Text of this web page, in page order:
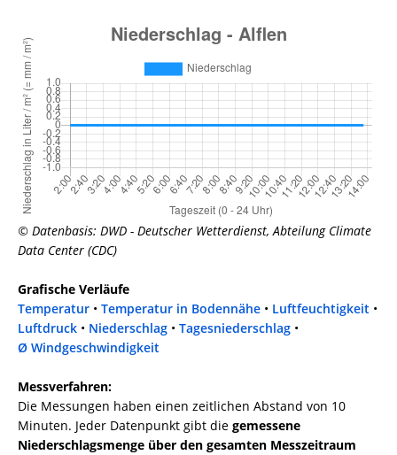
© Datenbasis: DWD - Deutscher Wetterdienst, Abteilung Climate
Data Center (CDC)
Grafische Verläufe
Temperatur • Temperatur in Bodennähe • Luftfeuchtigkeit •
Luftdruck • Niederschlag • Tagesniederschlag •
Ø Windgeschwindigkeit
Messverfahren:
Die Messungen haben einen zeitlichen Abstand von 10
Minuten. Jeder Datenpunkt gibt die gemessene
Niederschlagsmenge über den gesamten Messzeitraum